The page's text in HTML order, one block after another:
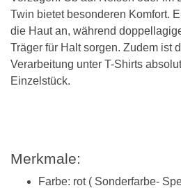
Twin bietet besonderen Komfort.
die Haut an, während
Träger für Halt sorgen. Zudem ist
Verarbeitung unter T-Shirts
Einzelstück.
Merkmale:
Farbe: rot ( Sonderfarbe-